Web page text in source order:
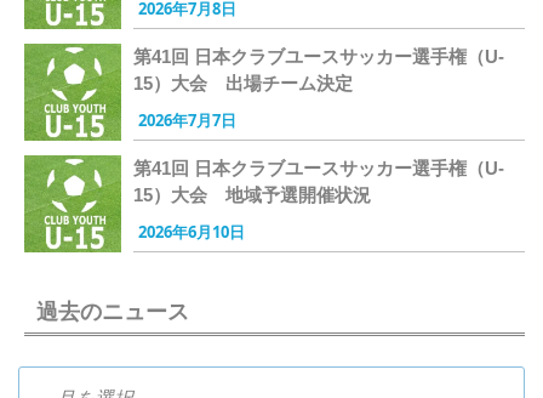
2026年7月8日
第41回 日本クラブユースサッカー選手権（U-
15）大会 出場チーム決定
2026年7月7日
第41回 日本クラブユースサッカー選手権（U-
15）大会 地域予選開催状況
2026年6月10日
過去のニュース
過去のニュース